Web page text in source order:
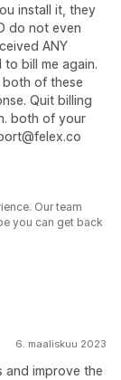
install it, they
do not even
ANY
to bill me again.
of these
Quit billing
both of your
Our team
you can get back
6. maaliskuu 2023
and improve the